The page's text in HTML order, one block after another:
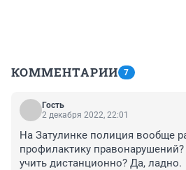
КОММЕНТАРИИ 7
Гость
2 декабря 2022, 22:01
На Затулинке полиция вообще
профилактику
учить дистанционно? Да, ладно.